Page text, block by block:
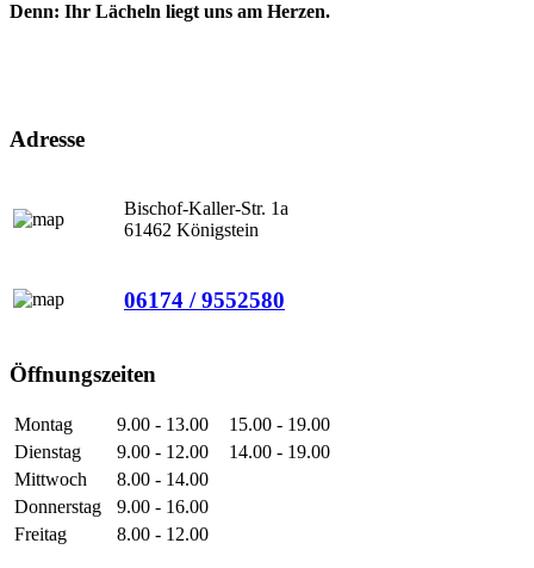
Denn: Ihr Lächeln liegt uns am Herzen.
Adresse
Bischof-Kaller-Str. 1a
61462 Königstein
06174 / 9552580
Öffnungszeiten
Montag 9.00 - 13.00
15.00 - 19.00
Dienstag
9.00 - 12.00
14.00 - 19.00
Mittwoch
8.00 - 14.00
Donnerstag
9.00 - 16.00
Freitag
8.00 - 12.00